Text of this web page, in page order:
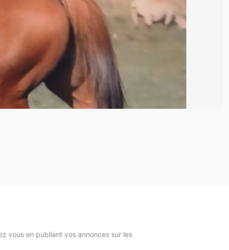
vous en publiant vos annonces sur les